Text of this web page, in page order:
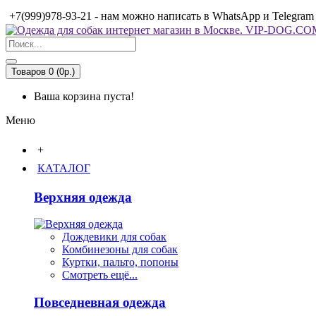
+7(999)978-93-21 - нам можно написать в WhatsApp и Telegram
Товаров 0 (0р.)
Ваша корзина пуста!
Меню
+
КАТАЛОГ
Верхняя одежда
Дождевики для собак
Комбинезоны для собак
Куртки, пальто, попоны
Смотреть ещё...
Повседневная одежда